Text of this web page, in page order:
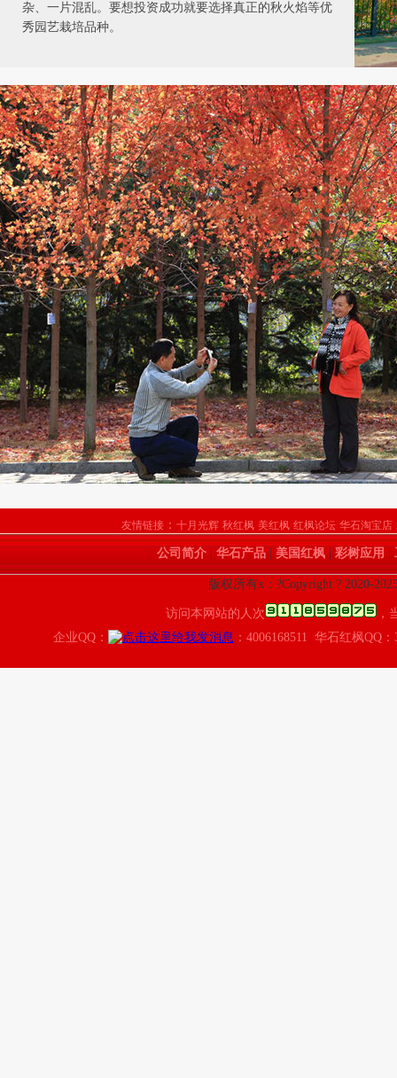
杂、一片混乱。要想投资成功就要选择真正的秋火焰等优
秀园艺栽培品种。
友情链接 ： 十月光辉 秋红枫 美红枫 红枫论坛 华石淘宝店
公司简介 华石产品 美国红枫 彩树应用
版权所有x：?Copyright ? 2020-
访问本网站的人次
，
企业QQ：
：4006168511 华石红枫QQ